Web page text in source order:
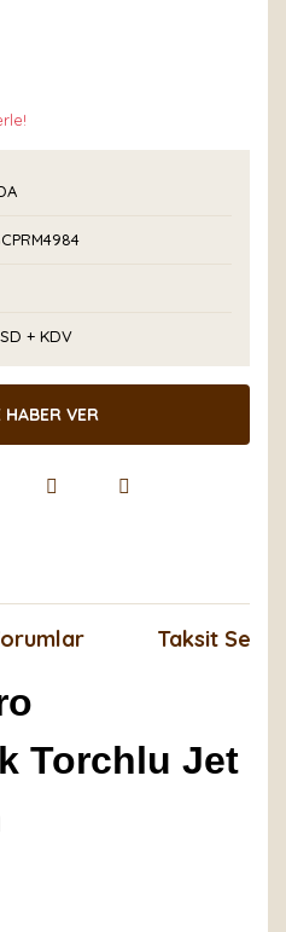
+ KDV
HABER VER
Taksit
Torchlu Jet